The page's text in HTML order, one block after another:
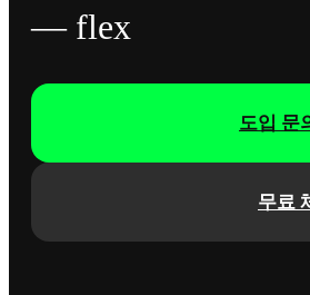
— flex
무료
도입 문